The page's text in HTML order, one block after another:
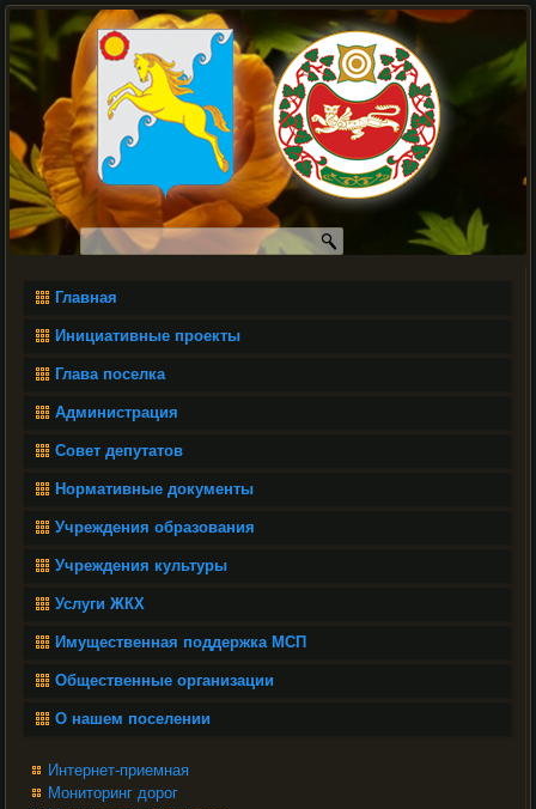
Главная
Инициативные проекты
Глава поселка
Администрация
Совет депутатов
Нормативные документы
Учреждения образования
Учреждения культуры
Услуги ЖКХ
Имущественная поддержка МСП
Общественные организации
О нашем поселении
Интернет-приемная
Мониторинг дорог